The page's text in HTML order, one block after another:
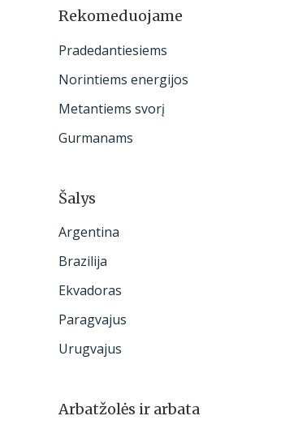
o
:
Rekomeduojame
Pradedantiesiems
Norintiems energijos
Metantiems svorį
Gurmanams
Šalys
Argentina
Brazilija
Ekvadoras
Paragvajus
Urugvajus
Arbatžolės ir arbata